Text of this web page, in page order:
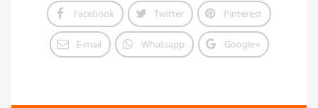
Facebook Twitter Pinterest
E-mail Whatsapp Google+